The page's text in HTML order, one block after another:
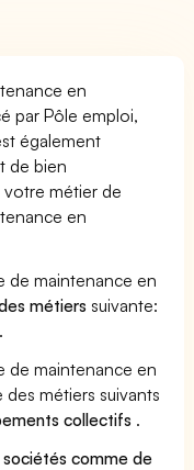
en
par Pôle emploi,
également
de bien
votre métier de
en
de maintenance en
métiers suivante:
.
de maintenance en
métiers suivants
collectifs .
sociétés comme de